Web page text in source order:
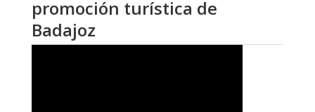
promoción turística de
Badajoz